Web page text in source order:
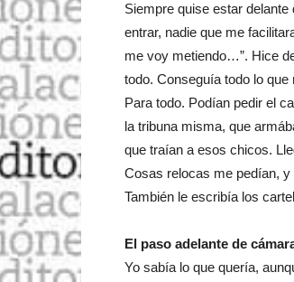
Siempre quise estar
entrar, nadie que me
me voy metiendo…”. Hice
todo. Conseguía todo lo
Para todo. Podían pedir el
la tribuna misma, que
que traían a esos chicos.
Cosas relocas me pedían, y
También le escribía los
El paso adelante de
Yo sabía lo que quería,